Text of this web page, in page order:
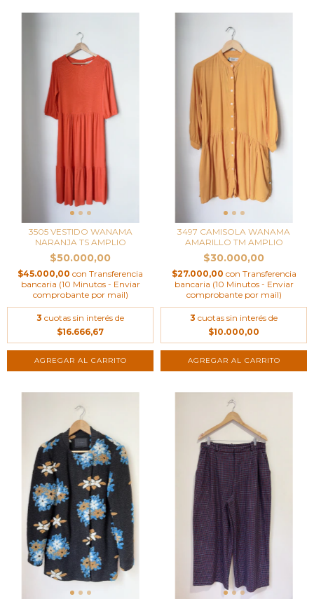
3505 VESTIDO WANAMA
NARANJA TS AMPLIO
$50.000,00
$45.000,00 con Transferencia
bancaria (10 Minutos - Enviar
comprobante por mail)
3 cuotas sin interés de
$16.666,67
3497 CAMISOLA WANAMA
AMARILLO TM AMPLIO
$30.000,00
$27.000,00 con Transferencia
bancaria (10 Minutos - Enviar
comprobante por mail)
3 cuotas sin interés de
$10.000,00